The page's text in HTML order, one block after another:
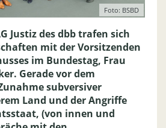
Foto: BSBD
Justiz des dbb trafen sich
mit der Vorsitzenden
im Bundestag, Frau
Gerade vor dem
subversiver
Land und der Angriffe
(von innen und